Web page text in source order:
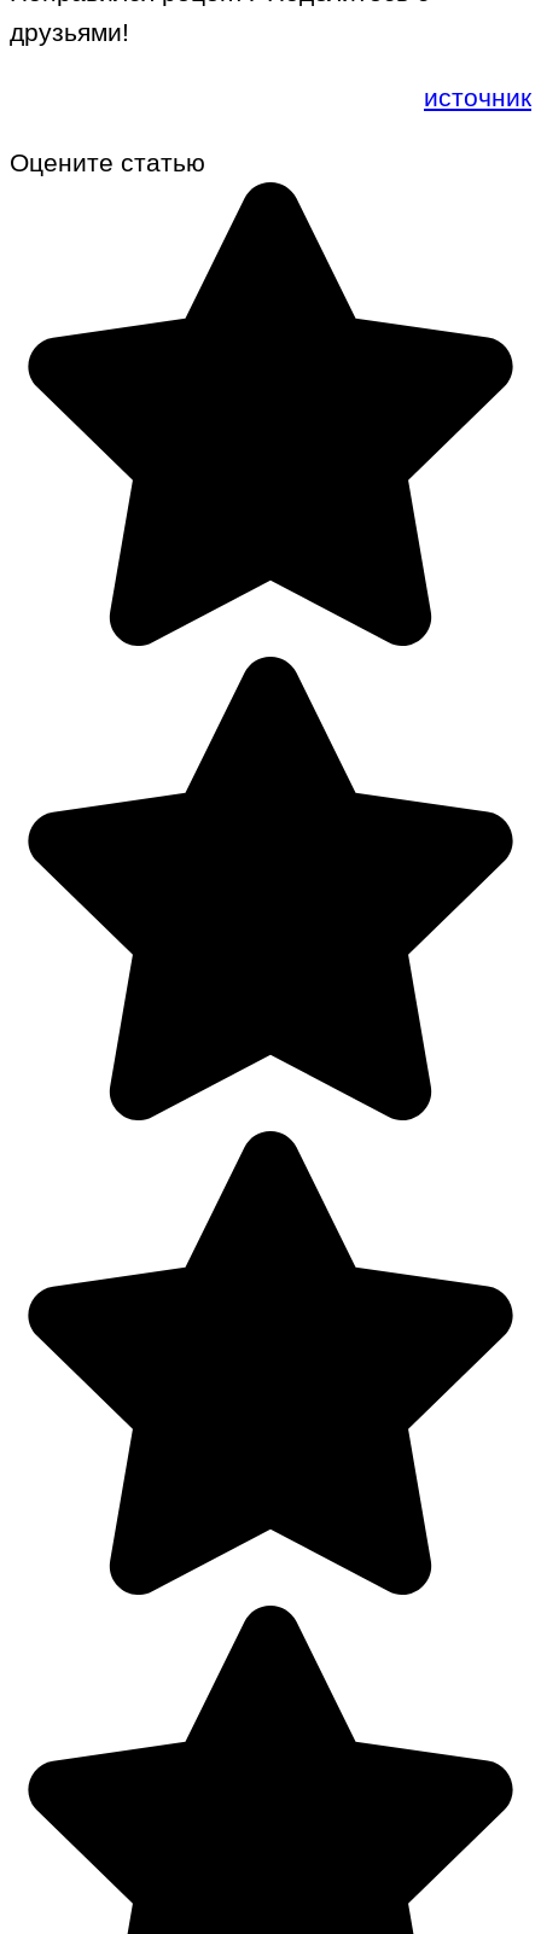
друзьями!
источник
Оцените статью